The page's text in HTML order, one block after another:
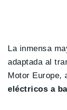
La inmensa
adaptada al
Motor Europe,
eléctricos a